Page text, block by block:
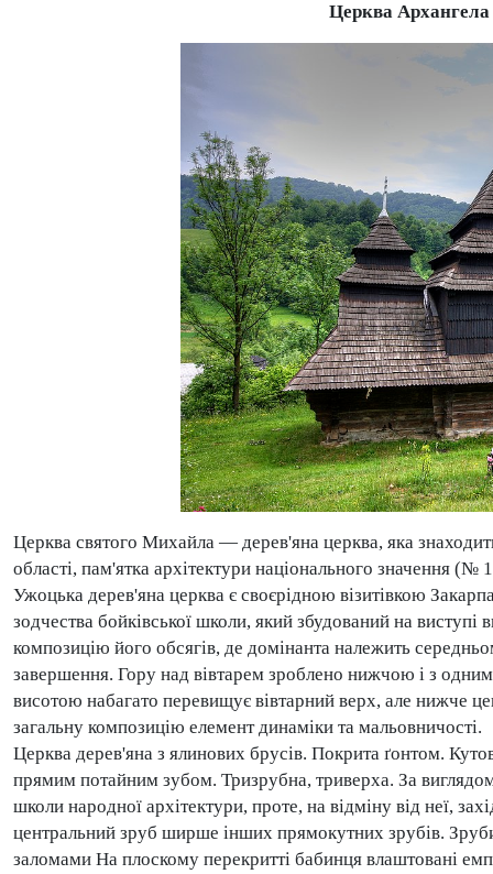
Церква
Церква святого Михайла — дерев'яна церква, яка
області, пам'ятка архітектури національного значення (№
Ужоцька дерев'яна церква є своєрідною візитівкою
зодчества бойківської школи, який збудований на
композицію його обсягів, де домінанта належить
завершення. Гору над вівтарем зроблено нижчою і з
висотою набагато перевищує вівтарний верх, але нижче
загальну композицію елемент динаміки та мальовничості.
Церква дерев'яна з ялинових брусів. Покрита ґонтом.
прямим потайним зубом. Тризрубна, триверха. За
школи народної архітектури, проте, на відміну від неї,
центральний зруб ширше інших прямокутних зрубів.
заломами На плоскому перекритті бабинця влаштовані